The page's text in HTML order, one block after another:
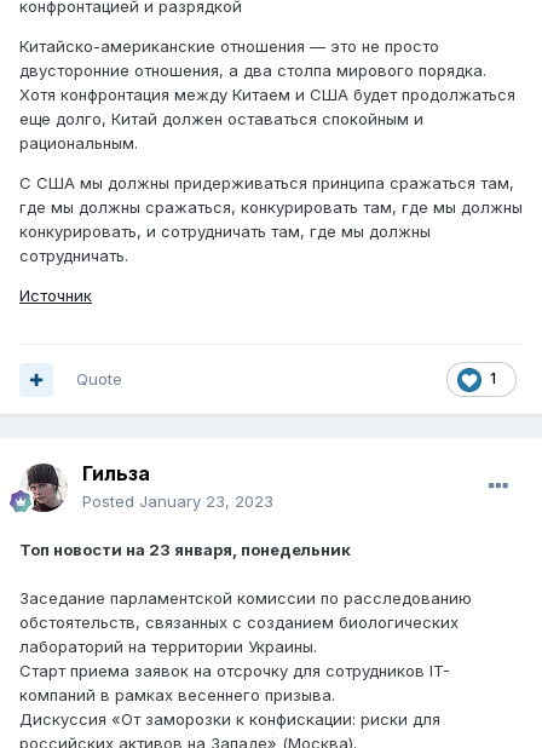
конфронтацией и разрядкой
Китайско-американские отношения — это не просто
двусторонние отношения, а два столпа мирового порядка.
Хотя конфронтация между Китаем и США будет продолжаться
еще долго, Китай должен оставаться спокойным и
рациональным.
С США мы должны придерживаться принципа сражаться там,
где мы должны сражаться, конкурировать там, где мы должны
конкурировать, и сотрудничать там, где мы должны
сотрудничать.
Источник
1
Quote
Гильза
Posted January 23, 2023
Топ новости на 23 января, понедельник
Заседание парламентской комиссии по расследованию
обстоятельств, связанных с созданием биологических
лабораторий на территории Украины.
Старт приема заявок на отсрочку для сотрудников IT-
компаний в рамках весеннего призыва.
Дискуссия «От заморозки к конфискации: риски для
российских активов на Западе» (Москва).